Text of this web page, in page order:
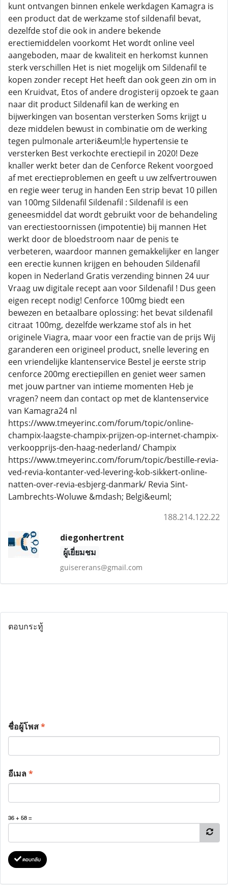
kunt ontvangen binnen enkele werkdagen Kamagra is
een product dat de werkzame stof sildenafil bevat,
dezelfde stof die ook in andere bekende
erectiemiddelen voorkomt Het wordt online veel
aangeboden, maar de kwaliteit en herkomst kunnen
sterk verschillen Het is niet mogelijk om Sildenafil te
kopen zonder recept Het heeft dan ook geen zin om in
een Kruidvat, Etos of andere drogisterij opzoek te gaan
naar dit product Sildenafil kan de werking en
bijwerkingen van bosentan versterken Soms krijgt u
deze middelen bewust in combinatie om de werking
tegen pulmonale arteri&euml;le hypertensie te
versterken Best verkochte erectiepil in 2020! Deze
knaller werkt beter dan de Cenforce Rekent voorgoed
af met erectieproblemen en geeft u uw zelfvertrouwen
en regie weer terug in handen Een strip bevat 10 pillen
van 100mg Sildenafil Sildenafil : Sildenafil is een
geneesmiddel dat wordt gebruikt voor de behandeling
van erectiestoornissen (impotentie) bij mannen Het
werkt door de bloedstroom naar de penis te
verbeteren, waardoor mannen gemakkelijker en langer
een erectie kunnen krijgen en behouden Sildenafil
kopen in Nederland Gratis verzending binnen 24 uur
Vraag uw digitale recept aan voor Sildenafil ! Dus geen
eigen recept nodig! Cenforce 100mg biedt een
bewezen en betaalbare oplossing: het bevat sildenafil
citraat 100mg, dezelfde werkzame stof als in het
originele Viagra, maar voor een fractie van de prijs Wij
garanderen een origineel product, snelle levering en
een vriendelijke klantenservice Bestel je eerste strip
cenforce 200mg erectiepillen en geniet weer samen
met jouw partner van intieme momenten Heb je
vragen? neem dan contact op met de klantenservice
van Kamagra24 nl
https://www.tmeyerinc.com/forum/topic/online-
champix-laagste-champix-prijzen-op-internet-champix-
verkoopprijs-den-haag-nederland/ Champix
https://www.tmeyerinc.com/forum/topic/bestille-revia-
ved-revia-kontanter-ved-levering-kob-sikkert-online-
natten-over-revia-esbjerg-danmark/ Revia Sint-
Lambrechts-Woluwe &mdash; Belgi&euml;
188.214.122.22
diegonhertrent
ผู้เยี่ยมชม
guisererans@gmail.com
ตอบกระทู้
ชื่อผู้โพส*
อีเมล*
36 + 58 =
ตอบกลับ